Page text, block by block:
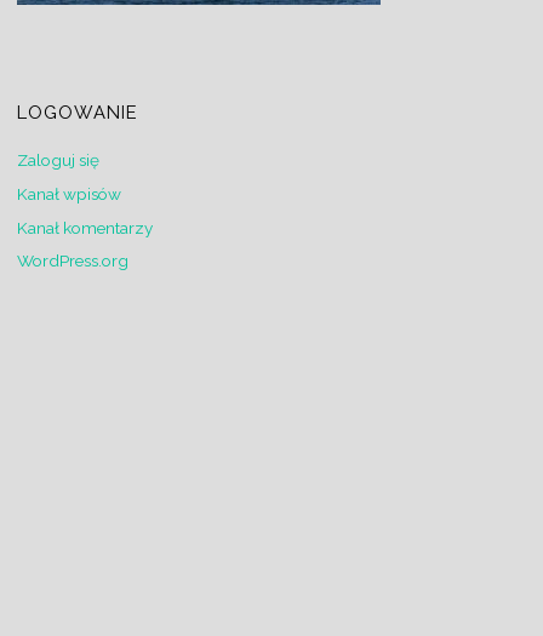
LOGOWANIE
Zaloguj się
Kanał wpisów
Kanał komentarzy
WordPress.org